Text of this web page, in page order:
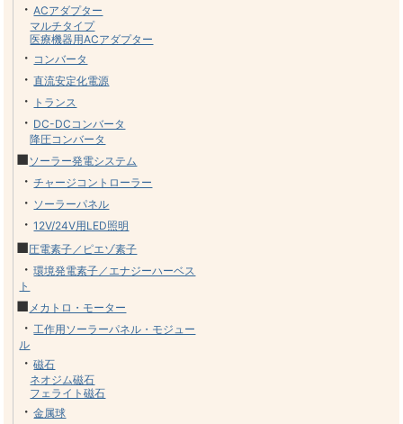
・ACアダプター
マルチタイプ
医療機器用ACアダプター
・ コンバータ
・直流安定化電源
・ トランス
・ DC-DCコンバータ
降圧コンバータ
■ソーラー発電システム
・チャージコントローラー
・ ソーラーパネル
・12V/24V用LED照明
■圧電素子／ピエゾ素子
・環境発電素子／エナジーハーベス
ト
■ メカトロ・モーター
・工作用ソーラーパネル・モジュー
ル
・磁石
ネオジム磁石
フェライト磁石
・金属球